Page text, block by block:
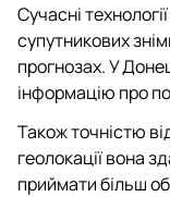
Сучасні
супутникових
прогнозах. У
інформацію про
Також точністю
геолокації вона
приймати більш